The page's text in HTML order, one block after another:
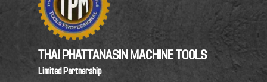
THAI PHATTANASIN MACHINE TOOLS
Limited Partnership